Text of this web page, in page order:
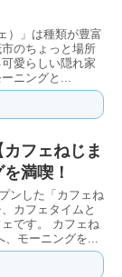
）」は種類が豊富
のちょっと場所
愛らしい隠れ家
ニングと...
フェねじま
満喫！
ンした「カフェね
カフェタイムと
です。 カフェね
モーニングを...